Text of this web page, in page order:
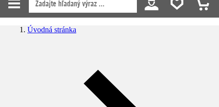
Úvodná stránka